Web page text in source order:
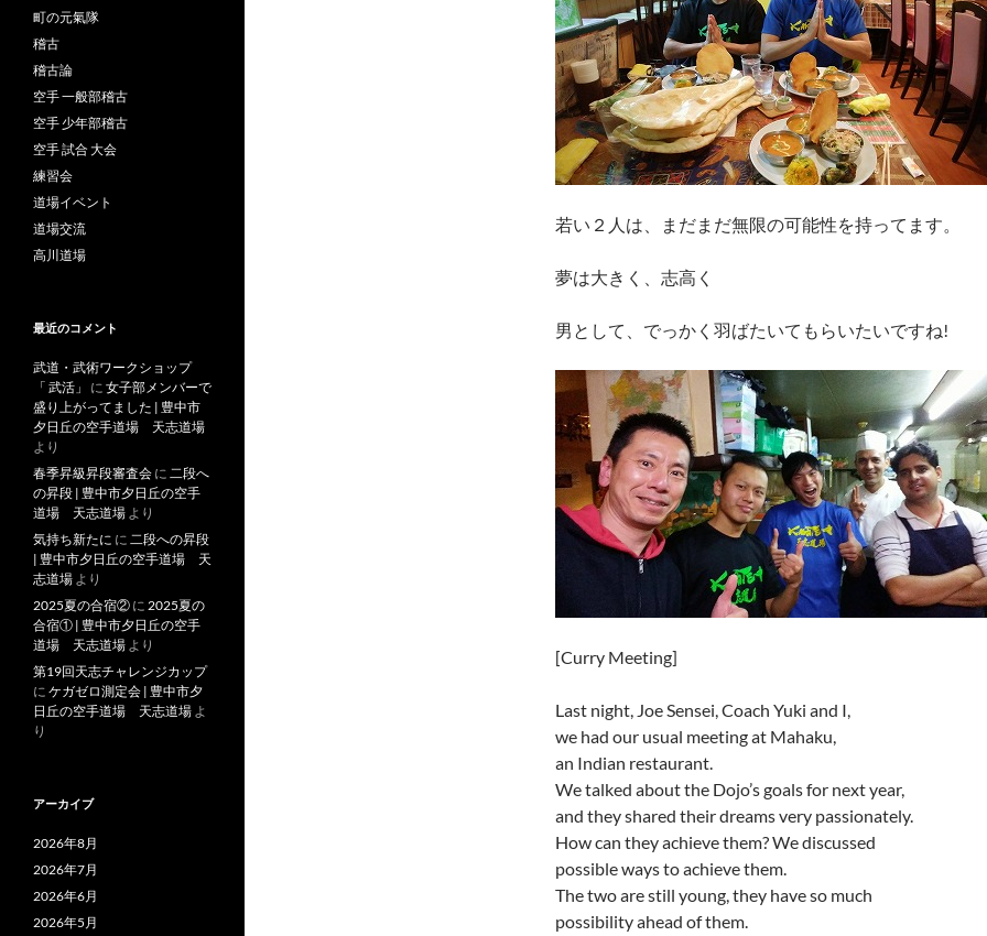
若い２人は、まだまだ無限の可能性を持ってます。
夢は大きく、志高く
男として、でっかく羽ばたいてもらいたいですね!
[Curry Meeting]
Last night, Joe Sensei, Coach Yuki and I,
we had our usual meeting at Mahaku,
an Indian restaurant.
We talked about the Dojo’s goals for next year,
and they shared their dreams very passionately.
How can they achieve them? We discussed
possible ways to achieve them.
The two are still young, they have so much
possibility ahead of them.
町の元氣隊
稽古
稽古論
空手 一般部稽古
空手 少年部稽古
空手 試合 大会
練習会
道場イベント
道場交流
高川道場
最近のコメント
武道・武術ワークショップ
「 武活」
に 女子部メンバーで
盛り上がってました | 豊中市
夕日丘の空手道場 天志道場
より
春季昇級昇段審査会 に 二段へ
の昇段 | 豊中市夕日丘の空手
道場 天志道場 より
気持ち新たに に 二段への昇段
| 豊中市夕日丘の空手道場 天
志道場 より
2025夏の合宿② に 2025夏の
合宿① | 豊中市夕日丘の空手
道場 天志道場 より
第19回天志チャレンジカップ
に ケガゼロ測定会 | 豊中市夕
日丘の空手道場 天志道場 よ
り
アーカイブ
2026年8月
2026年7月
2026年6月
2026年5月